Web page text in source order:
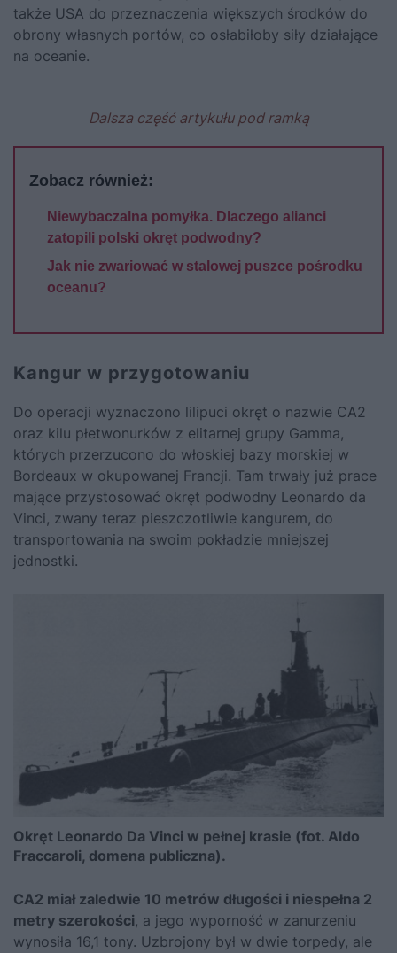
także USA do przeznaczenia większych środków do
obrony własnych portów, co osłabiłoby siły działające
na oceanie.
Dalsza część artykułu pod ramką
Zobacz również:
Niewybaczalna pomyłka. Dlaczego alianci
zatopili polski okręt podwodny?
Jak nie zwariować w stalowej puszce pośrodku
oceanu?
Kangur w przygotowaniu
Do operacji wyznaczono lilipuci okręt o nazwie CA2
oraz kilu płetwonurków z elitarnej grupy Gamma,
których przerzucono do włoskiej bazy morskiej w
Bordeaux w okupowanej Francji. Tam trwały już prace
mające przystosować okręt podwodny Leonardo da
Vinci, zwany teraz pieszczotliwie kangurem, do
transportowania na swoim pokładzie mniejszej
jednostki.
Okręt Leonardo Da Vinci w pełnej krasie (fot. Aldo
Fraccaroli, domena publiczna).
CA2 miał zaledwie 10 metrów długości i niespełna 2
metry szerokości, a jego wyporność w zanurzeniu
wynosiła 16,1 tony. Uzbrojony był w dwie torpedy, ale